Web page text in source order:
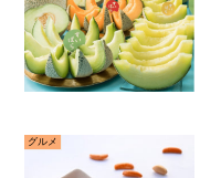
グルメ